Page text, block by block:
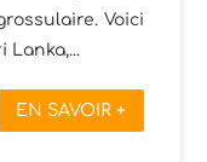
Voici
Lanka,...
EN SAVOIR +